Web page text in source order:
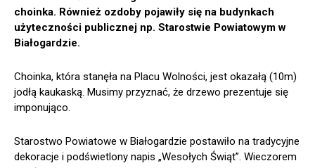
choinka. Również ozdoby pojawiły się na budynkach
użyteczności publicznej np. Starostwie Powiatowym w
Białogardzie.
Choinka, która stanęła na Placu Wolności, jest okazałą (10m)
jodłą kaukaską. Musimy przyznać, że drzewo prezentuje się
imponująco.
Starostwo Powiatowe w Białogardzie postawiło na tradycyjne
dekoracje i podświetlony napis „Wesołych Świąt”. Wieczorem